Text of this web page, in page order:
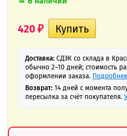
420 ₽
Доставка: СДЭК со склада в
обычно 2–10 дней; стоимость
оформлении заказа. Подробнее
Возврат: 14 дней с момента
пересылка за счёт покупателя.